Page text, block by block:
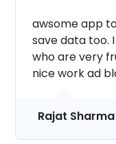
awsome app
save data too.
who are very
nice work ad
Rajat Sharma